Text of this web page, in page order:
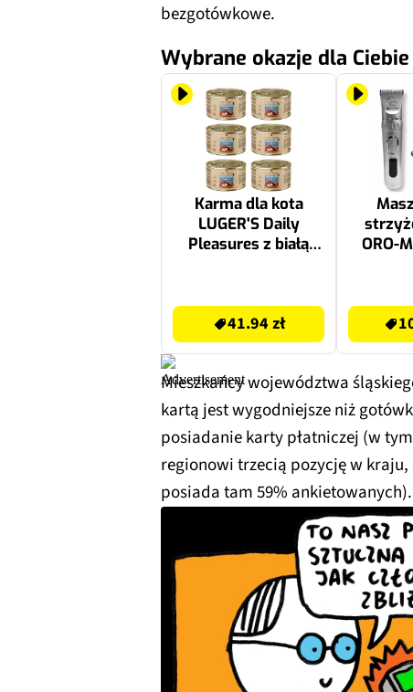
bezgotówkowe.
Wybrane okazje dla Ciebie
Karma dla kota
LUGER'S Daily
Pleasures z białą
41.94 zł
ORO-
Mieszkańcy województwa
kartą jest wygodniejsze niż
posiadanie karty płatniczej (w
regionowi trzecią pozycję w kraju,
posiada tam 59% ankietowanych).